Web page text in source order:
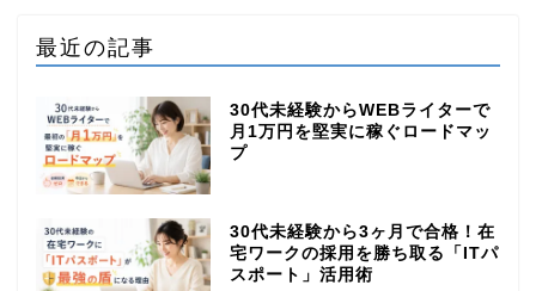
最近の記事
30代未経験からWEBライターで
月1万円を堅実に稼ぐロードマッ
プ
30代未経験から3ヶ月で合格！在
宅ワークの採用を勝ち取る「ITパ
スポート」活用術